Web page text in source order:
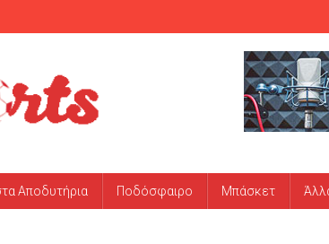
Αποδυτήρια Ποδόσφαιρο Μπάσκετ